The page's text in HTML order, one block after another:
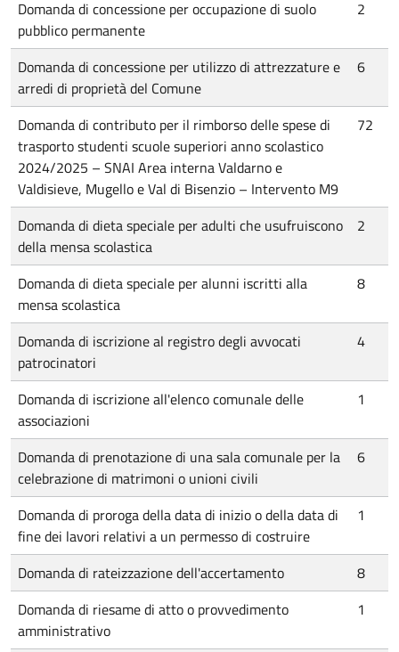
Domanda di concessione per occupazione di suolo
pubblico permanente
2
Domanda di concessione per utilizzo di attrezzature e
arredi di proprietà del Comune
6
Domanda di contributo per il rimborso delle spese di
trasporto studenti scuole superiori anno scolastico
2024/2025 – SNAI Area interna Valdarno e
Valdisieve, Mugello e Val di Bisenzio – Intervento M9
72
Domanda di dieta speciale per adulti che usufruiscono
della mensa scolastica
2
Domanda di dieta speciale per alunni iscritti alla
mensa scolastica
8
Domanda di iscrizione al registro degli avvocati
patrocinatori
4
Domanda di iscrizione all'elenco comunale delle
associazioni
1
Domanda di prenotazione di una sala comunale per la
celebrazione di matrimoni o unioni civili
6
Domanda di proroga della data di inizio o della data di
fine dei lavori relativi a un permesso di costruire
1
Domanda di rateizzazione dell'accertamento
8
Domanda di riesame di atto o provvedimento
amministrativo
1